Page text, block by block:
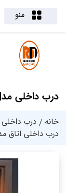
منو
درب داخلی
خانه درب
درب داخلی اتاق